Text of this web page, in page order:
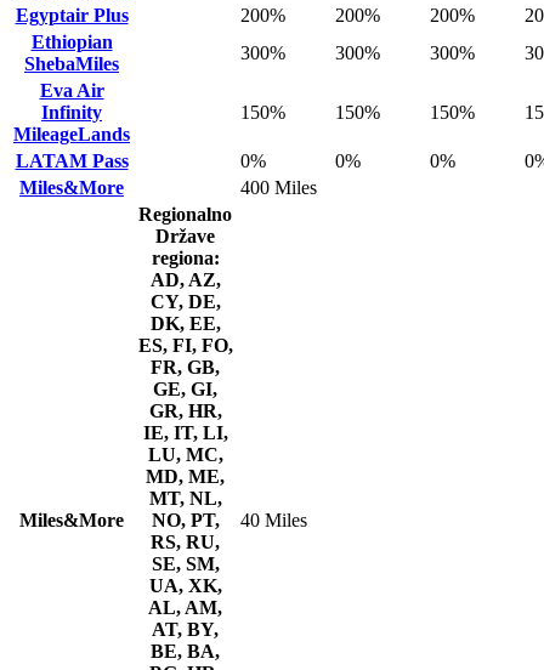
Egyptair Plus
200% 200% 200%
Ethiopian
ShebaMiles
300% 300% 300%
Eva Air
Infinity
MileageLands
150% 150% 150%
LATAM Pass 0% 0% 0%
Miles&More
400 Miles
Miles&More
Regionalno
Države
regiona:
AD, AZ,
CY, DE,
DK, EE,
ES, FI, FO,
FR, GB,
GE, GI,
GR, HR,
IE, IT, LI,
LU, MC,
MD, ME,
MT, NL,
NO, PT,
RS, RU,
SE, SM,
UA, XK,
AL, AM,
AT, BY,
BE, BA,
40 Miles